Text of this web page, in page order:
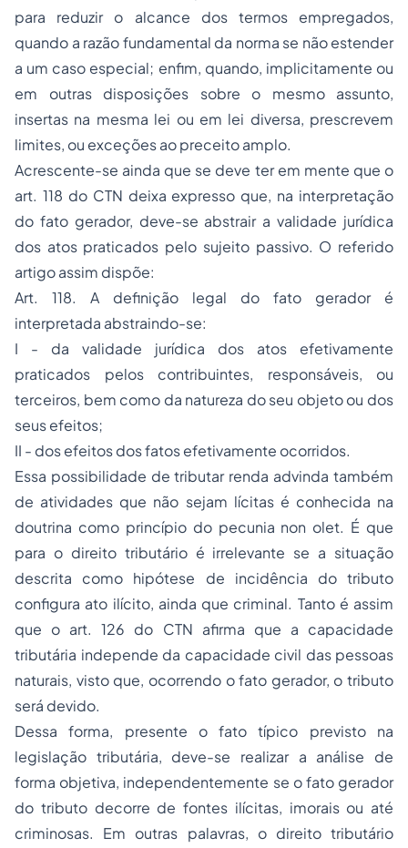
para reduzir o alcance dos termos empregados,
quando a razão fundamental da norma se não estender
a um caso especial; enfim, quando, implicitamente ou
em outras disposições sobre o mesmo assunto,
insertas na mesma lei ou em lei diversa, prescrevem
limites, ou exceções ao preceito amplo.
Acrescente-se ainda que se deve ter em mente que o
art. 118 do CTN deixa expresso que, na interpretação
do fato gerador, deve-se abstrair a validade jurídica
dos atos praticados pelo sujeito passivo. O referido
artigo assim dispõe:
Art. 118. A definição legal do fato gerador é
interpretada abstraindo-se:
I - da validade jurídica dos atos efetivamente
praticados pelos contribuintes, responsáveis, ou
terceiros, bem como da natureza do seu objeto ou dos
seus efeitos;
II - dos efeitos dos fatos efetivamente ocorridos.
Essa possibilidade de tributar renda advinda também
de atividades que não sejam lícitas é conhecida na
doutrina como princípio do pecunia non olet. É que
para o direito tributário é irrelevante se a situação
descrita como hipótese de incidência do tributo
configura ato ilícito, ainda que criminal. Tanto é assim
que o art. 126 do CTN afirma que a capacidade
tributária independe da capacidade civil das pessoas
naturais, visto que, ocorrendo o fato gerador, o tributo
será devido.
Dessa forma, presente o fato típico previsto na
legislação tributária, deve-se realizar a análise de
forma objetiva, independentemente se o fato gerador
do tributo decorre de fontes ilícitas, imorais ou até
criminosas. Em outras palavras, o direito tributário